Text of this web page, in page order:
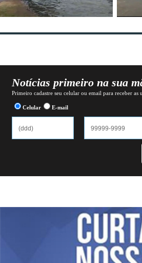
Notícias primeiro na sua
Primeiro cadastre seu celular ou email para receber as
Celular E-mail